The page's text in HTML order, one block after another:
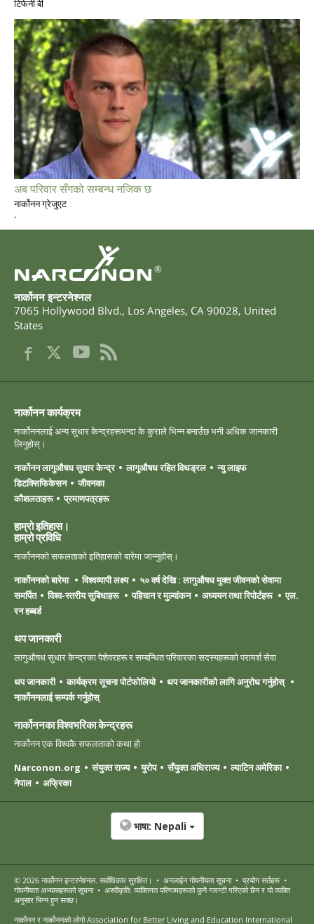
टिफेनी बी
अब परिवार सँगको सम्बन्ध नजिक छ
नार्कोनन ग्रेजुएट
.
®
नार्कोनन इन्टरनेश्नल
7065 Hollywood Blvd., Los Angeles, CA 90028, United
States
नार्कोनन कार्यक्रम
नार्कोननलाई अन्य सुधार केन्द्रहरूभन्दा के कुराले भिन्न बनाउँछ भनी अधिक जानकारी
लिनुहोस्।
नार्कोनन लागुऔषध सुधार केन्द्र
लागुऔषध रहित विथड्रल
न्यु लाइफ
डिटक्सिफिकेसन
जीवनका
कौशलताहरू
प्रमाणपत्रहरू
हाम्रो इतिहास।
हाम्रो ‍प्रविधि
नार्कोननको सफलताको इतिहासको बारेमा जान्नुहोस्।
नार्कोननको बारेमा
विश्वव्यापी लक्ष्य
५० वर्ष देखि : लागुऔषध मुक्त जीवनको सेवामा
समर्पित
विश्व-स्तरीय सुबिधाहरू पहिचान र मुल्यांकन अध्ययन तथा रिपोर्टहरू
एल.
रन हब्बर्ड
थप जानकारी
लागुऔषध सुधार केन्द्रका पेशेवरहरू र सम्बन्धित परिवारका सदस्यहरूको परामर्श सेवा
थप जानकारी
कार्यक्रम सूचना पोर्टफोलियो
थप जानकारीको लागि अनुरोध गर्नुहोस्
नार्कोननलाई सम्पर्क गर्नुहोस्
नार्कोननका विश्वभरिका केन्द्रहरू
नार्कोनन एक विश्वकै सफलताको कथा हो
Narconon.org
संयुक्त राज्य युरोप सँयुक्त अधिराज्य
ल्याटिन अमेरिका
नेपाल
अफ्रिका
भाषा: Nepali
© 2026 नार्कोनन इन्टरनेश्नल. सर्वाधिकार सुरक्षित। • अनलाईन गोपनीयता सूचना• प्रयोग सर्तहरू •
गोपनीयता अभ्यासहरूको सूचना• अस्वीकृति: व्यक्तिगत परिणामहरूको कुनै गारन्टी गरिएको छैन र यो व्यक्ति
अनुसार भिन्न हुन सक्छ।
नार्कोनन र नार्कोननको लोगो Association for Better Living and Education International